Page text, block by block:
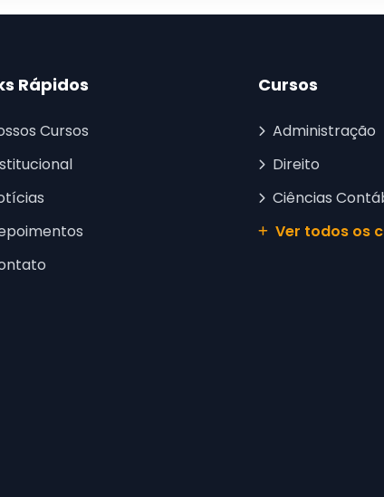
Rápidos
Cursos
Cursos
Administração
Direito
Ciências
Ver todos os